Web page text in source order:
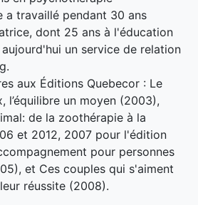
a travaillé pendant 30 ans
dont 25 ans à l'éducation
un service de relation
aux Éditions Quebecor : Le
l’équilibre un moyen (2003),
de la zoothérapie à la
et 2012, 2007 pour l'édition
pour personnes
et Ces couples qui s'aiment
réussite (2008).